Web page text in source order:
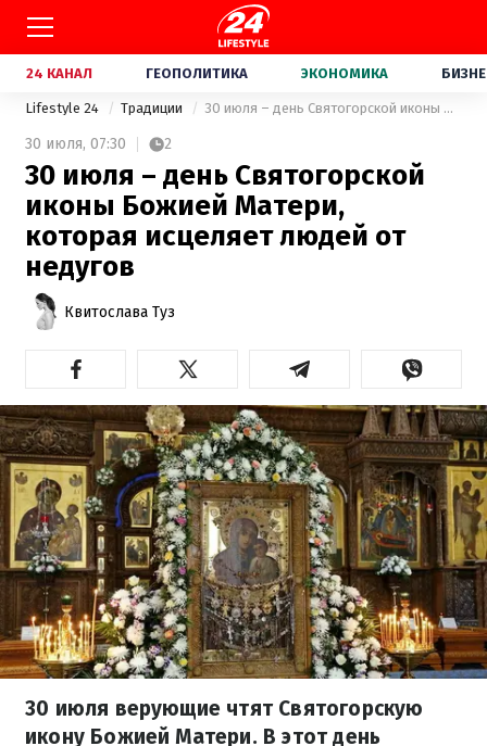
24 КАНАЛ ГЕОПОЛИТИКА ЭКОНОМИКА
Lifestyle 24 Традиции 30 июля – день Святогорской иконы Божией Матери, которая исцеляет людей от недугов
30 июля, 07:30 2
30 июля – день Святогорской
иконы Божией Матери,
которая исцеляет людей от
недугов
Квитослава Туз
30 июля верующие чтят Святогорскую
икону Божией Матери. В этот день